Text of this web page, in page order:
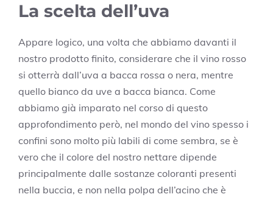
La scelta dell’uva
Appare logico, una volta che abbiamo davanti il
nostro prodotto finito, considerare che il vino rosso
si otterrà dall’uva a bacca rossa o nera, mentre
quello bianco da uve a bacca bianca. Come
abbiamo già imparato nel corso di questo
approfondimento però, nel mondo del vino spesso i
confini sono molto più labili di come sembra, se è
vero che il colore del nostro nettare dipende
principalmente dalle sostanze coloranti presenti
nella buccia, e non nella polpa dell’acino che è